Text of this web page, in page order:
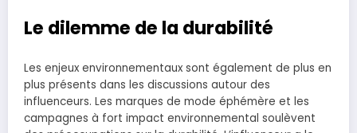
Le dilemme de la durabilité
Les enjeux environnementaux sont également de plus en
plus présents dans les discussions autour des
influenceurs. Les marques de mode éphémère et les
campagnes à fort impact environnemental soulèvent